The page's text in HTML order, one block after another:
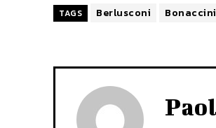
TAGS Berlusconi Bonaccini